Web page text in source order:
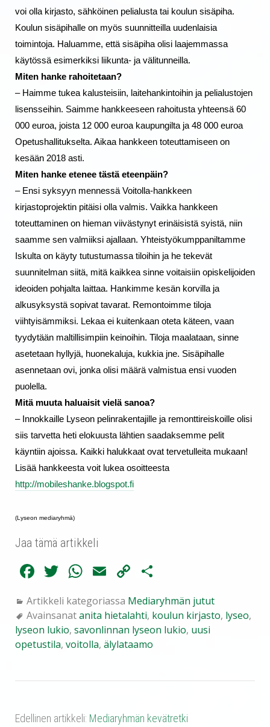
voi olla kirjasto, sähköinen pelialusta tai koulun sisäpiha.
Koulun sisäpihalle on myös suunnitteilla uudenlaisia
toimintoja. Haluamme, että sisäpiha olisi laajemmassa
käytössä esimerkiksi liikunta- ja välitunneilla.
Miten hanke rahoitetaan?
– Haimme tukea kalusteisiin, laitehankintoihin ja pelialustojen
lisensseihin. Saimme hankkeeseen rahoitusta yhteensä 60
000 euroa, joista 12 000 euroa kaupungilta ja 48 000 euroa
Opetushallitukselta. Aikaa hankkeen toteuttamiseen on
kesään 2018 asti.
Miten hanke etenee tästä eteenpäin?
– Ensi syksyyn mennessä Voitolla-hankkeen
kirjastoprojektin pitäisi olla valmis. Vaikka hankkeen
toteuttaminen on hieman viivästynyt erinäisistä syistä, niin
saamme sen valmiiksi ajallaan. Yhteistyökumppaniltamme
Iskulta on käyty tutustumassa tiloihin ja he tekevät
suunnitelman siitä, mitä kaikkea sinne voitaisiin opiskelijoiden
ideoiden pohjalta laittaa. Hankimme kesän korvilla ja
alkusyksystä sopivat tavarat. Remontoimme tiloja
viihtyisämmiksi. Lekaa ei kuitenkaan oteta käteen, vaan
tyydytään maltillisimpiin keinoihin. Tiloja maalataan, sinne
asetetaan hyllyjä, huonekaluja, kukkia jne. Sisäpihalle
asennetaan ovi, jonka olisi määrä valmistua ensi vuoden
puolella.
Mitä muuta haluaisit vielä sanoa?
– Innokkaille Lyseon pelinrakentajille ja remonttireiskoille olisi
siis tarvetta heti elokuusta lähtien saadaksemme pelit
käyntiin ajoissa. Kaikki halukkaat ovat tervetulleita mukaan!
Lisää hankkeesta voit lukea osoitteesta
http://mobileshanke.blogspot.fi
(Lyseon mediaryhmä)
Jaa tämä artikkeli
Fa
bo
ok
T
tte
r
W
ts
A
pp
E
ail
C
y
Li
nk
e
Artikkeli kategoriassa Mediaryhmän jutut
Avainsanatanita hietalahti, koulun kirjasto, lyseo,
lyseon lukio, savonlinnan lyseon lukio, uusi
opetustila, voitolla, älylataamo
Edellinen artikkeli: Mediaryhmän kevätretki